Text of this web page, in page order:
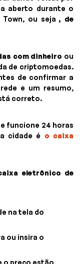
aberto durante o
Town, ou seja, de
com dinheiro ou
de criptomoedas.
de confirmar a
e um resumo,
correto.
funcione 24 horas
cidade é o caixa
eletrônico de
na tela do
ou insira o